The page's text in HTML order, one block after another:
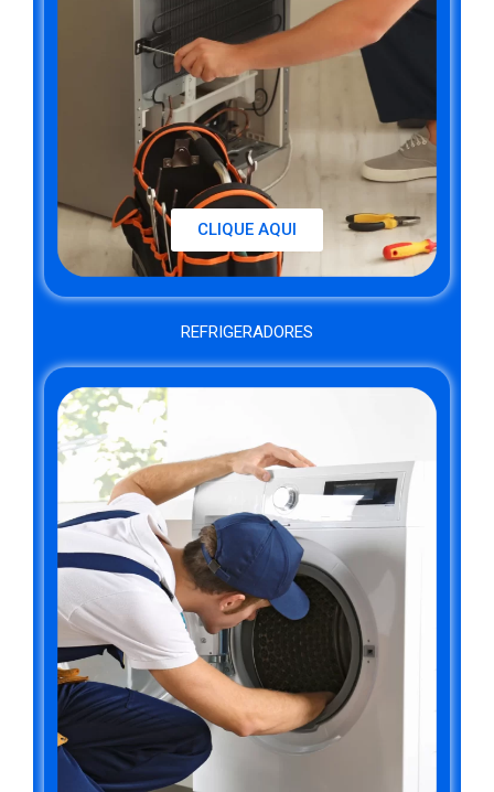
CLIQUE AQUI
REFRIGERADORES